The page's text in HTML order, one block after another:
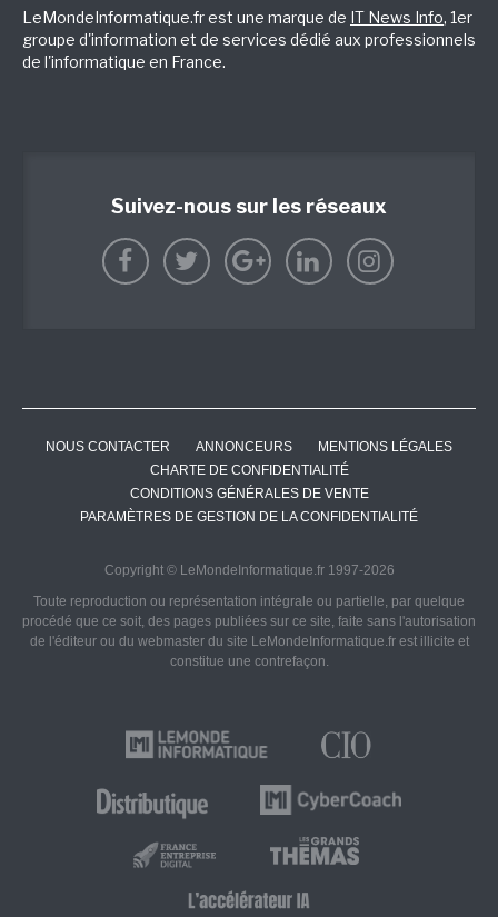
LeMondeInformatique.fr est une marque de IT News Info, 1er
groupe d'information et de services dédié aux professionnels
de l'informatique en France.
Suivez-nous sur les réseaux
NOUS CONTACTER ANNONCEURS
MENTIONS LÉGALES
CHARTE DE CONFIDENTIALITÉ
CONDITIONS GÉNÉRALES DE VENTE
PARAMÈTRES DE GESTION DE LA CONFIDENTIALITÉ
Copyright © LeMondeInformatique.fr 1997-2026
Toute reproduction ou représentation intégrale ou partielle, par quelque
procédé que ce soit, des pages publiées sur ce site, faite sans l'autorisation
de l'éditeur ou du webmaster du site LeMondeInformatique.fr est illicite et
constitue une contrefaçon.